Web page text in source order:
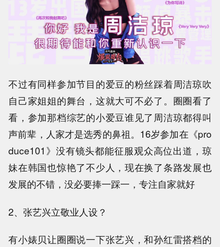
不过有同样参加节目的爱豆的粉丝踩着周洁琼吹
自己家姐姐的舞台，这就大可不必了。圈圈看了
看，参加那档综艺的小爱豆谁见了周洁琼都得叫
声前辈，人家才是选秀的鼻祖。16岁参加在《pro
duce101》没有镜头都能征服观众高位出道，琼
妹在韩国也惊艳了不少人，现在换了条路发展也
发展的不错，没必要捧一踩一，专注自家就好
2、张艺兴立敬业人设？
有小婊贝让圈圈说一下张艺兴，和孙红雷搭档的